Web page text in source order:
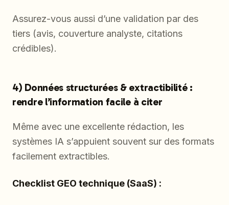
Assurez-vous aussi d’une validation par des
tiers (avis, couverture analyste, citations
crédibles).
4) Données structurées & extractibilité :
rendre l’information facile à citer
Même avec une excellente rédaction, les
systèmes IA s’appuient souvent sur des formats
facilement extractibles.
Checklist GEO technique (SaaS) :